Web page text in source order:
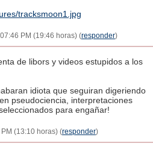
tracksmoon1.jpg
PM (19:46 horas) (responder)
de libors y videos estupidos a los
idiota que seguiran digeriendo
pseudociencia, interpretaciones
para engañar!
(13:10 horas) (responder)